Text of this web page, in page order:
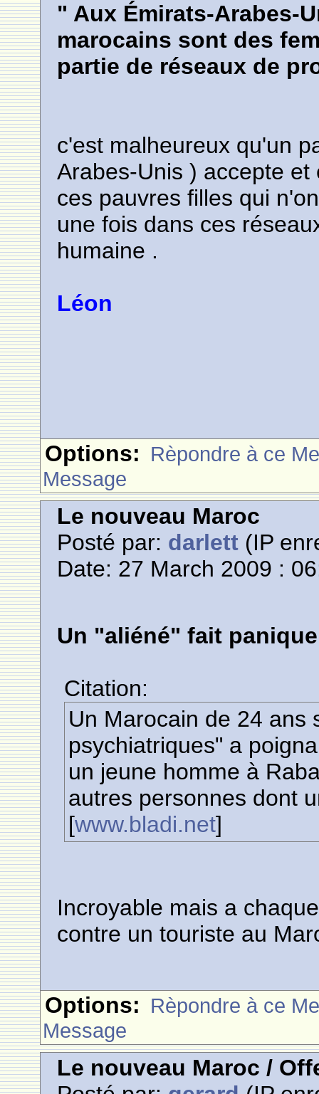
" Aux Émirats-Arabes-
marocains sont des
partie de réseaux de
c'est malheureux qu'un
Arabes-Unis ) accepte
ces pauvres filles qui
une fois dans ces
humaine .
Léon
Options: Rèpondre à ce
Message
Le nouveau Maroc
Posté par: darlett (IP
Date: 27 March 2009 :
Un "aliéné" fait
Citation:
Un Marocain de 24 ans
psychiatriques" a
un jeune homme à
autres personnes dont
[www.bladi.net]
Incroyable mais a
contre un touriste au
Options: Rèpondre à ce
Message
Le nouveau Maroc /